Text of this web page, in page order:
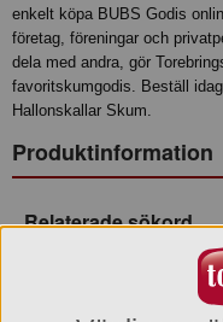
enkelt köpa BUBS Godis
företag, föreningar och
dela med andra, gör
favoritskumgodis. Beställ
Hallonskallar Skum.
Produktinformation
Relaterade sökord
Surtgodis
BUBSskallegodis